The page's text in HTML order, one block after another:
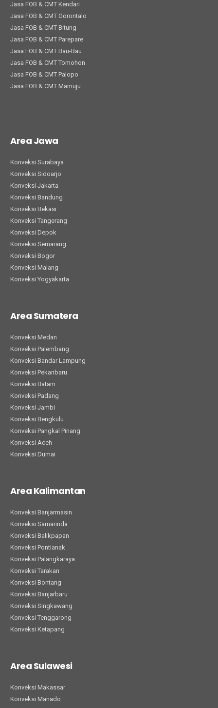
Jasa FOB & CMT Kendari
Jasa FOB & CMT Gorontalo
Jasa FOB & CMT Bitung
Jasa FOB & CMT Parepare
Jasa FOB & CMT Bau-Bau
Jasa FOB & CMT Tomohon
Jasa FOB & CMT Palopo
Jasa FOB & CMT Mamuju
Area Jawa
Konveksi Surabaya
Konveksi Sidoarjo
Konveksi Jakarta
Konveksi Bandung
Konveksi Bekasi
Konveksi Tangerang
Konveksi Depok
Konveksi Semarang
Konveksi Bogor
Konveksi Malang
Konveksi Yogyakarta
Area Sumatera
Konveksi Medan
Konveksi Palembang
Konveksi Bandar Lampung
Konveksi Pekanbaru
Konveksi Batam
Konveksi Padang
Konveksi Jambi
Konveksi Bengkulu
Konveksi Pangkal Pinang
Konveksi Aceh
Konveksi Dumai
Area Kalimantan
Konveksi Banjarmasin
Konveksi Samarinda
Konveksi Balikpapan
Konveksi Pontianak
Konveksi Palangkaraya
Konveksi Tarakan
Konveksi Bontang
Konveksi Banjarbaru
Konveksi Singkawang
Konveksi Tenggarong
Konveksi Ketapang
Area Sulawesi
Konveksi Makassar
Konveksi Manado